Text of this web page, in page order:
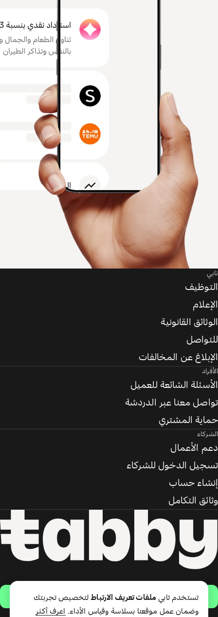
حمّل التطبيق
تابي
التوظيف
الإعلام
الوثائق القانونية
للتواصل
الإبلاغ عن المخالفات
الأفراد
الأسئلة الشائعة للعميل
تواصل معنا عبر الدردشة
حماية المشتري
الشركاء
دعم الأعمال
تسجيل الدخول للشركاء
إنشاء حساب
وثائق التكامل
تستخدم تابي ملفات تعريف الارتباطلتخصيص تجربتك
وضمان عمل موقعنا بسلاسة وقياس الأداء.
اعرف أكثر